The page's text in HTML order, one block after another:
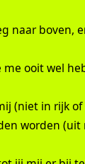
naar boven,
me ooit wel
(niet in rijk of
worden (uit